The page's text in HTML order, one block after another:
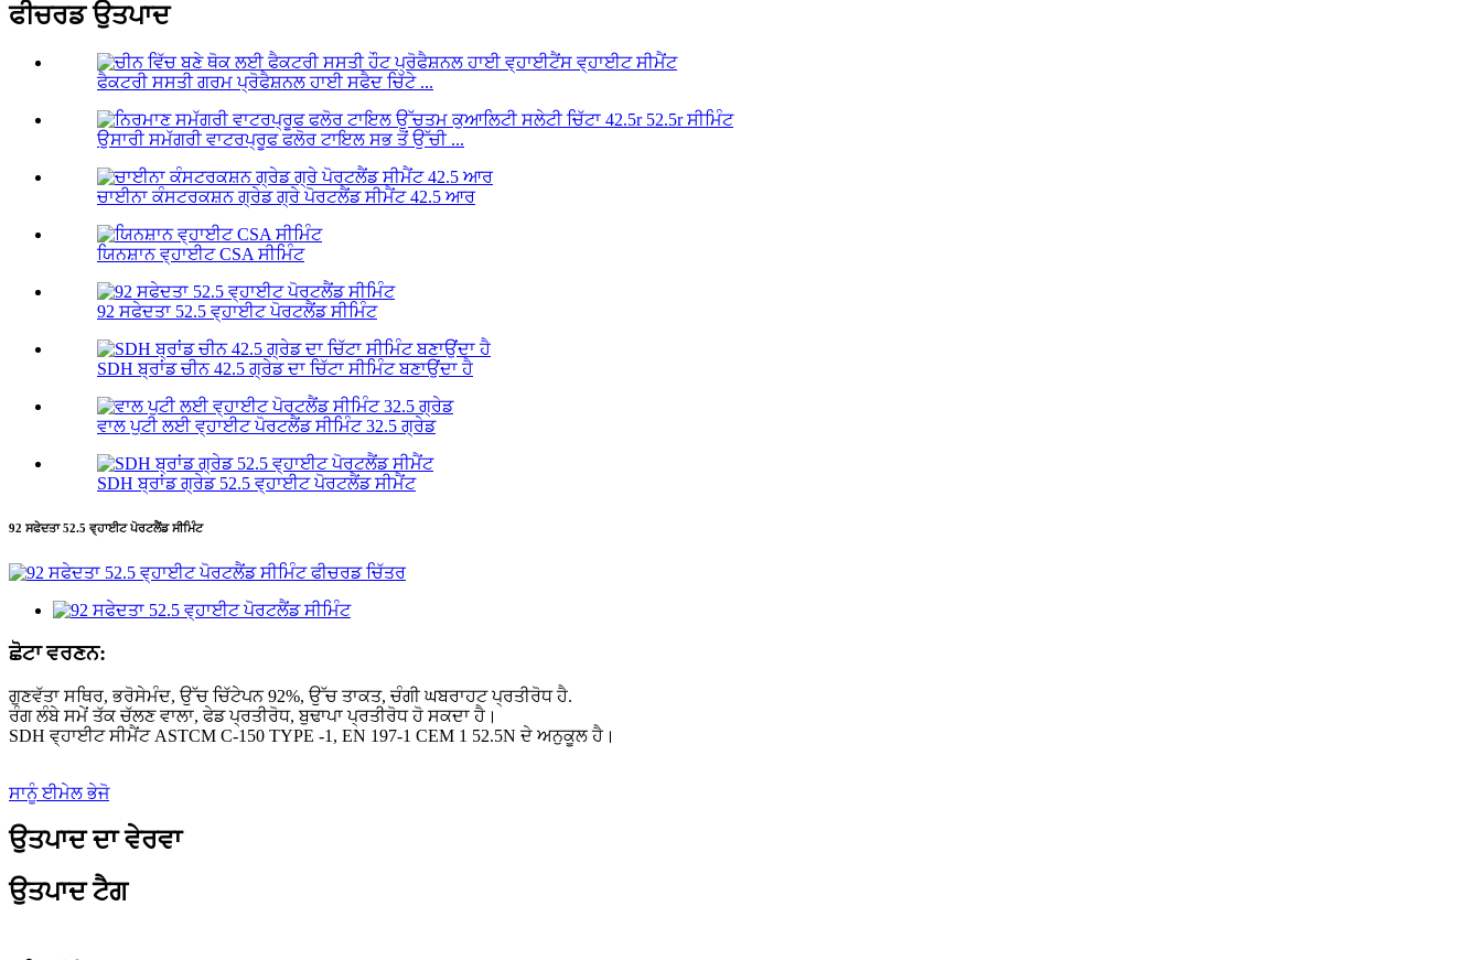
ਫੀਚਰਡ ਉਤਪਾਦ
ਫੈਕਟਰੀ ਸਸਤੀ ਗਰਮ ਪ੍ਰੋਫੈਸ਼ਨਲ ਹਾਈ ਸਫੈਦ ਚਿੱਟੇ ...
ਉਸਾਰੀ ਸਮੱਗਰੀ ਵਾਟਰਪ੍ਰੂਫ ਫਲੋਰ ਟਾਇਲ ਸਭ ਤੋਂ ਉੱਚੀ ...
ਚਾਈਨਾ ਕੰਸਟਰਕਸ਼ਨ ਗ੍ਰੇਡ ਗ੍ਰੇ ਪੋਰਟਲੈਂਡ ਸੀਮੈਂਟ 42.5 ਆਰ
ਯਿਨਸ਼ਾਨ ਵ੍ਹਾਈਟ CSA ਸੀਮਿੰਟ
92 ਸਫੇਦਤਾ 52.5 ਵ੍ਹਾਈਟ ਪੋਰਟਲੈਂਡ ਸੀਮਿੰਟ
SDH ਬ੍ਰਾਂਡ ਚੀਨ 42.5 ਗ੍ਰੇਡ ਦਾ ਚਿੱਟਾ ਸੀਮਿੰਟ ਬਣਾਉਂਦਾ ਹੈ
ਵਾਲ ਪੁਟੀ ਲਈ ਵ੍ਹਾਈਟ ਪੋਰਟਲੈਂਡ ਸੀਮਿੰਟ 32.5 ਗ੍ਰੇਡ
SDH ਬ੍ਰਾਂਡ ਗ੍ਰੇਡ 52.5 ਵ੍ਹਾਈਟ ਪੋਰਟਲੈਂਡ ਸੀਮੈਂਟ
92 ਸਫੇਦਤਾ 52.5 ਵ੍ਹਾਈਟ ਪੋਰਟਲੈਂਡ ਸੀਮਿੰਟ
ਛੋਟਾ ਵਰਣਨ:
ਗੁਣਵੱਤਾ ਸਥਿਰ, ਭਰੋਸੇਮੰਦ, ਉੱਚ ਚਿੱਟੇਪਨ 92%, ਉੱਚ ਤਾਕਤ, ਚੰਗੀ ਘਬਰਾਹਟ ਪ੍ਰਤੀਰੋਧ ਹੈ.
ਰੰਗ ਲੰਬੇ ਸਮੇਂ ਤੱਕ ਚੱਲਣ ਵਾਲਾ, ਫੇਡ ਪ੍ਰਤੀਰੋਧ, ਬੁਢਾਪਾ ਪ੍ਰਤੀਰੋਧ ਹੋ ਸਕਦਾ ਹੈ।
SDH ਵ੍ਹਾਈਟ ਸੀਮੈਂਟ ASTCM C-150 TYPE -1, EN 197-1 CEM 1 52.5N ਦੇ ਅਨੁਕੂਲ ਹੈ।
ਸਾਨੂੰ ਈਮੇਲ ਭੇਜੋ
ਉਤਪਾਦ ਦਾ ਵੇਰਵਾ
ਉਤਪਾਦ ਟੈਗ